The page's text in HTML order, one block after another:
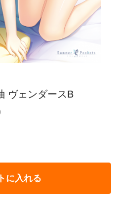
ヴェンダースB
に入れる